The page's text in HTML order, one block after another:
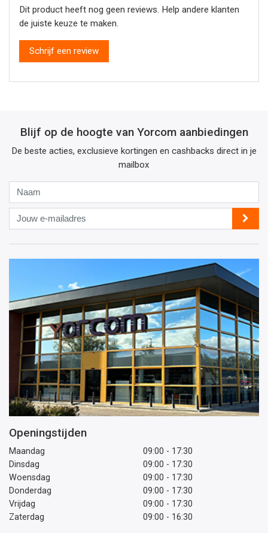
Dit product heeft nog geen reviews. Help andere klanten
de juiste keuze te maken.
Schrijf een review
Blijf op de hoogte van Yorcom aanbiedingen
De beste acties, exclusieve kortingen en cashbacks direct in je
mailbox
Jouw
e-
mailadres
Openingstijden
Maandag
09:00 - 17:30
Dinsdag
09:00 - 17:30
Woensdag
09:00 - 17:30
Donderdag
09:00 - 17:30
Vrijdag
09:00 - 17:30
Zaterdag
09:00 - 16:30